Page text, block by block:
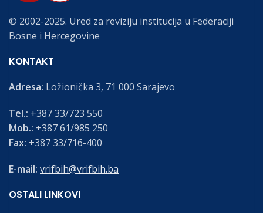
© 2002-2025. Ured za reviziju institucija u Federaciji
Bosne i Hercegovine
KONTAKT
Adresa: Ložionička 3, 71 000 Sarajevo
Tel.: +387 33/723 550
Mob.: +387 61/985 250
Fax: +387 33/716-400
E-mail: vrifbih@vrifbih.ba
OSTALI LINKOVI